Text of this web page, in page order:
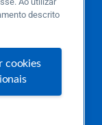
por terceiros.
Brasil, a Comunidade
inovadores,
da sua empresa.
descrito
cookies